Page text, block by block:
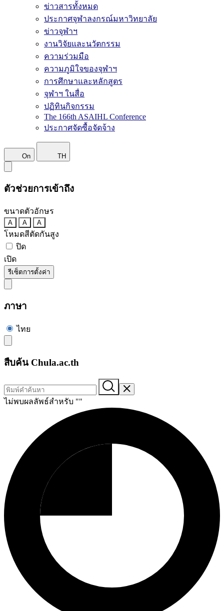
ข่าวสารทั้งหมด
ประกาศจุฬาลงกรณ์มหาวิทยาลัย
ข่าวจุฬาฯ
งานวิจัยและนวัตกรรม
ความร่วมมือ
ความภูมิใจของจุฬาฯ
การศึกษาและหลักสูตร
จุฬาฯ ในสื่อ
ปฏิทินกิจกรรม
The 166th ASAIHL Conference
ประกาศจัดซื้อจัดจ้าง
On TH
ตัวช่วยการเข้าถึง
ขนาดตัวอักษร
A A A
โหมดสีตัดกันสูง
ปิด
เปิด
รีเซ็ตการตั้งค่า
ภาษา
ไทย
สืบค้น Chula.ac.th
ไม่พบผลลัพธ์สำหรับ ""